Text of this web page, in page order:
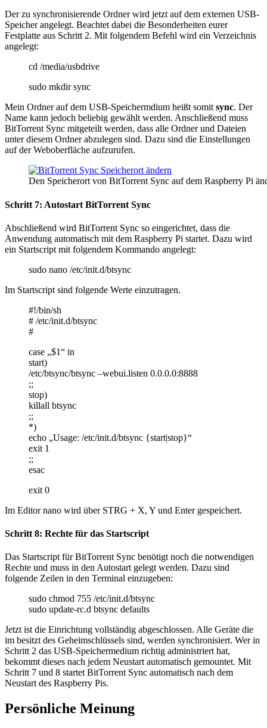
Der zu synchronisierende Ordner wird jetzt auf dem externen USB-
Speicher angelegt. Beachtet dabei die Besonderheiten eurer
Festplatte aus Schritt 2. Mit folgendem Befehl wird ein Verzeichnis
angelegt:
cd /media/usbdrive
sudo mkdir sync
Mein Ordner auf dem USB-Speichermdium heißt somit sync. Der
Name kann jedoch beliebig gewählt werden. Anschließend muss
BitTorrent Sync mitgeteilt werden, dass alle Ordner und Dateien
unter diesem Ordner abzulegen sind. Dazu sind die Einstellungen
auf der Weboberfläche aufzurufen.
Den Speicherort von BitTorrent Sync auf dem Raspberry Pi
Schritt 7: Autostart BitTorrent Sync
Abschließend wird BitTorrent Sync so eingerichtet, dass die
Anwendung automatisch mit dem Raspberry Pi startet. Dazu wird
ein Startscript mit folgendem Kommando angelegt:
sudo nano /etc/init.d/btsync
Im Startscript sind folgende Werte einzutragen.
#!/bin/sh
# /etc/init.d/btsync
#
case „$1“ in
start)
/etc/btsync/btsync –webui.listen 0.0.0.0:8888
;;
stop)
killall btsync
;;
*)
echo „Usage: /etc/init.d/btsync {start|stop}“
exit 1
;;
esac
exit 0
Im Editor nano wird über STRG + X, Y und Enter gespeichert.
Schritt 8: Rechte für das Startscript
Das Startscript für BitTorrent Sync benötigt noch die notwendigen
Rechte und muss in den Autostart gelegt werden. Dazu sind
folgende Zeilen in den Terminal einzugeben:
sudo chmod 755 /etc/init.d/btsync
sudo update-rc.d btsync defaults
Jetzt ist die Einrichtung vollständig abgeschlossen. Alle Geräte die
im besitzt des Geheimschlüssels sind, werden synchronisiert. Wer in
Schritt 2 das USB-Speichermedium richtig administriert hat,
bekommt dieses nach jedem Neustart automatisch gemountet. Mit
Schritt 7 und 8 startet BitTorrent Sync automatisch nach dem
Neustart des Raspberry Pis.
Persönliche Meinung